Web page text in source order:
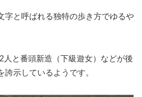
字と呼ばれる独特の歩き方でゆるや
人と番頭新造（下級遊女）などが後
誇示しているようです。